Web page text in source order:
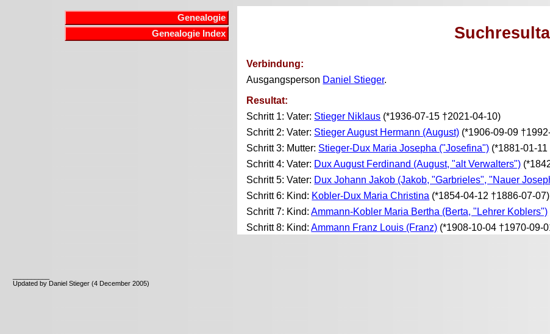
Genealogie
Genealogie Index
Verbindung:
Ausgangsperson Daniel Stieger.
Resultat:
Schritt 1: Vater: Stieger Niklaus (*1936-07-15 †2021-04-10)
Schritt 2: Vater: Stieger August Hermann (August) (*1906-09-09
Schritt 3: Mutter: Stieger-Dux Maria Josepha ("Josefina") (*1881-01-
Schritt 4: Vater: Dux August Ferdinand (August, "alt Verwalters")
Schritt 5: Vater: Dux Johann Jakob (Jakob, "Garbrieles", "Nauer
Schritt 6: Kind: Kobler-Dux Maria Christina (*1854-04-12 †1886-07-07)
Schritt 7: Kind:Ammann-Kobler Maria Bertha (Berta, "Lehrer Koblers")
Schritt 8: Kind:Ammann Franz Louis (Franz) (*1908-10-04 †1970-09-
Updated by Daniel Stieger (4 December 2005)